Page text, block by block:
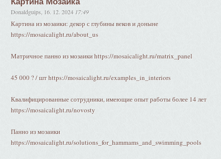
Donaldguips 16. 12. 2024 17:49
Картина из мозаики: декор с глубины веков и доныне
https://mosaicalight.ru/about_us
Матричное панно из мозаики https://mosaicalight.ru/matrix_panel
45 000 ? / шт https://mosaicalight.ru/examples_in_interiors
Квалифицированные сотрудники, имеющие опыт работы более 14 лет
https://mosaicalight.ru/novosty
Панно из мозаики
https://mosaicalight.ru/solutions_for_hammams_and_swimming_pools